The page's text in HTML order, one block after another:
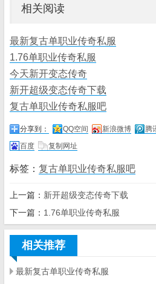
相关阅读
最新复古单职业传奇私服
1.76单职业传奇私服
今天新开变态传奇
新开超级变态传奇下载
复古单职业传奇私服吧
分享到： QQ空间 新浪微博 腾
百度
复制网址
标签： 复古单职业传奇私服吧
上一篇： 新开超级变态传奇下载
下一篇： 1.76单职业传奇私服
相关推荐
最新复古单职业传奇私服